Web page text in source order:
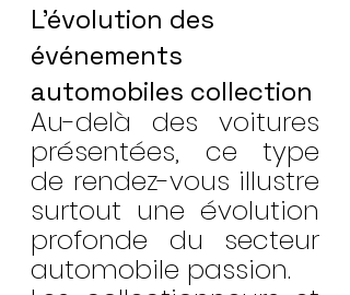
L’évolution des
événements
automobiles collection
Au-delà des voitures
présentées, ce type
de rendez-vous illustre
surtout une évolution
profonde du secteur
automobile passion.